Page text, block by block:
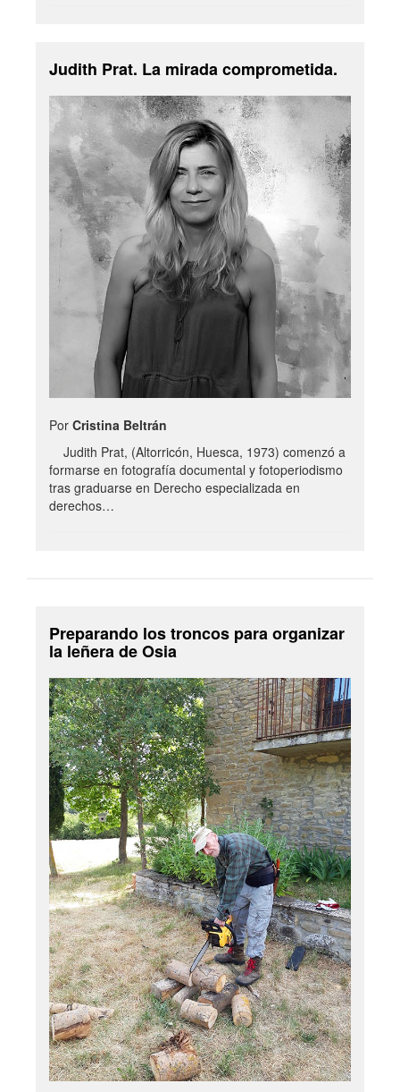
Judith Prat. La mirada comprometida.
Por Cristina Beltrán
Judith Prat, (Altorricón, Huesca, 1973) comenzó a
formarse en fotografía documental y fotoperiodismo
tras graduarse en Derecho especializada en
derechos…
Preparando los troncos para organizar
la leñera de Osia